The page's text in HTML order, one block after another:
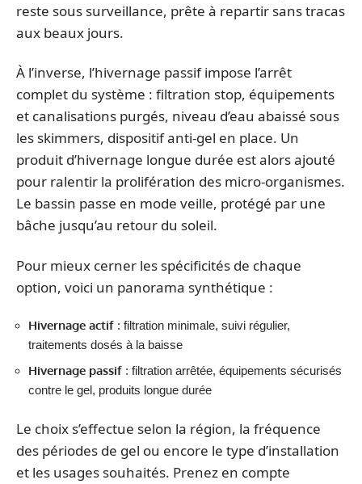
reste sous surveillance, prête à repartir sans tracas
aux beaux jours.
À l’inverse, l’hivernage passif impose l’arrêt
complet du système : filtration stop, équipements
et canalisations purgés, niveau d’eau abaissé sous
les skimmers, dispositif anti-gel en place. Un
produit d’hivernage longue durée est alors ajouté
pour ralentir la prolifération des micro-organismes.
Le bassin passe en mode veille, protégé par une
bâche jusqu’au retour du soleil.
Pour mieux cerner les spécificités de chaque
option, voici un panorama synthétique :
Hivernage actif : filtration minimale, suivi régulier,
traitements dosés à la baisse
Hivernage passif : filtration arrêtée, équipements sécurisés
contre le gel, produits longue durée
Le choix s’effectue selon la région, la fréquence
des périodes de gel ou encore le type d’installation
et les usages souhaités. Prenez en compte